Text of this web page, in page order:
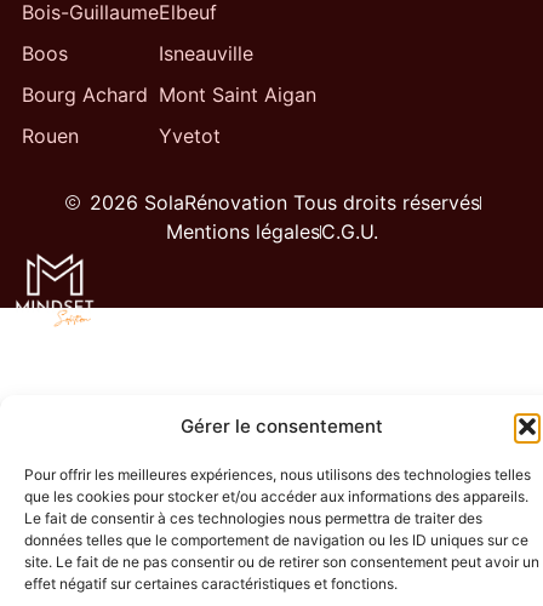
Gérer le consentement
Pour offrir les meilleures expériences, nous utilisons des technologies telles
que les cookies pour stocker et/ou accéder aux informations des appareils.
Le fait de consentir à ces technologies nous permettra de traiter des
données telles que le comportement de navigation ou les ID uniques sur ce
site. Le fait de ne pas consentir ou de retirer son consentement peut avoir un
effet négatif sur certaines caractéristiques et fonctions.
Bois-Guillaume
Boos
Bourg Achard
Rouen
Elbeuf
Isneauville
Mont Saint Aigan
Yvetot
2026 SolaRénovation Tous droits réservés
Mentions légalesC.G.U.